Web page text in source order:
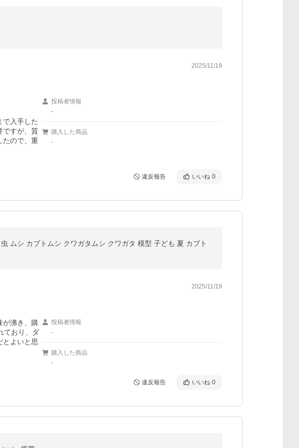
2025/11/19
で入手した
ですが、質
たので、重
投稿者情報
-
購入した商品
-
違反報告 いいね 0
ムシ カブトムシ クワガタムシ クワガタ 模型 子ども 夏 カブト
2025/11/19
が沸き、購
ており、ダ
とよいと思
投稿者情報
-
購入した商品
-
違反報告 いいね 0